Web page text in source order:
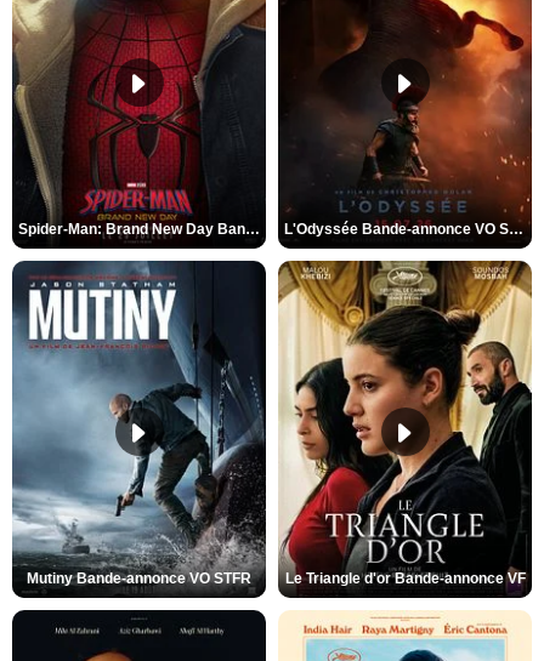
Spider-Man: Brand New Day Bande-annonce VO STFR L'Odyssée Bande-annonce VO STFR
Mutiny Bande-annonce VO STFR Le Triangle d'or Bande-annonce VF